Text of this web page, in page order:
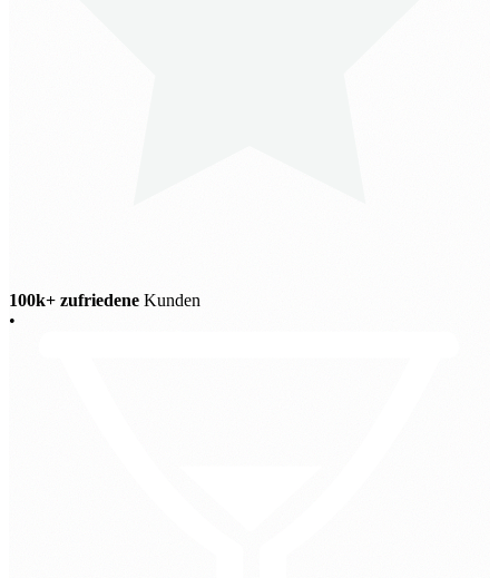
100k+ zufriedene Kunden
•